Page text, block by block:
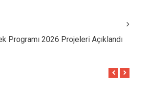
Programı 2026 Projeleri Açıklandı